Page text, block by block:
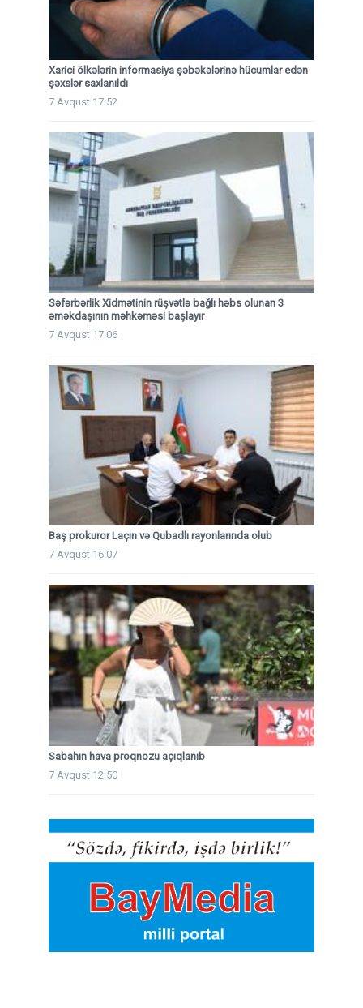
Xarici ölkələrin informasiya şəbəkələrinə hücumlar edən
şəxslər saxlanıldı
7 Avqust 17:52
Səfərbərlik Xidmətinin rüşvətlə bağlı həbs olunan 3
əməkdaşının məhkəməsi başlayır
7 Avqust 17:06
Baş prokuror Laçın və Qubadlı rayonlarında olub
7 Avqust 16:07
Sabahın hava proqnozu açıqlanıb
7 Avqust 12:50